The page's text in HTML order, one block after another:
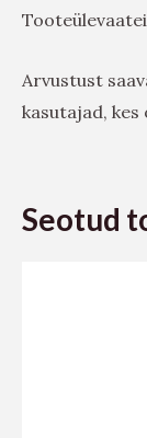
Arvustust
kasutajad,
Seotud